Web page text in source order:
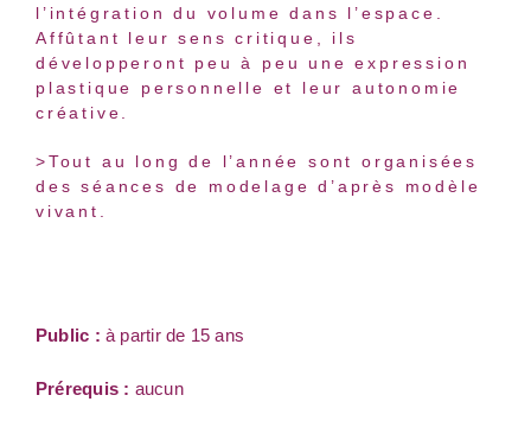
l’intégration du volume dans l’espace.
Affûtant leur sens critique, ils
développeront peu à peu une expression
plastique personnelle et leur autonomie
créative.
>Tout au long de l’année sont organisées
des séances de modelage d’après modèle
vivant.
Public : à partir de 15 ans
Prérequis : aucun